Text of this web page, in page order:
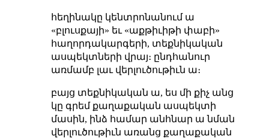
հեղինակը կենտրոնանում ա
«բլուսքայի» եւ «աքթիւիթի փաբի»
հաղորդակարգերի, տեքնիկական
ասպեկտների վրայ։ ընդհանուր
առմամբ լաւ վերլուծութիւն ա։
բայց տեքնիկական ա, ես մի քիչ անց
կը գրեմ քաղաքական ասպեկտի
մասին, ինձ համար անհնար ա նման
վերլուծութիւն առանց քաղաքական